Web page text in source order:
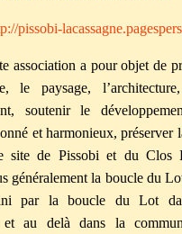
pissobi-
association a pour objet de
le paysage,
soutenir le
et harmonieux, préserver
site de Pissobi et du Clos
généralement la boucle du
par la boucle du Lot
et au delà dans la